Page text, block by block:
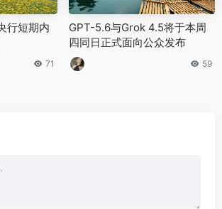
行短期内
71
GPT-5.6与Grok 4.5将于本周
四同日正式面向公众发布
59